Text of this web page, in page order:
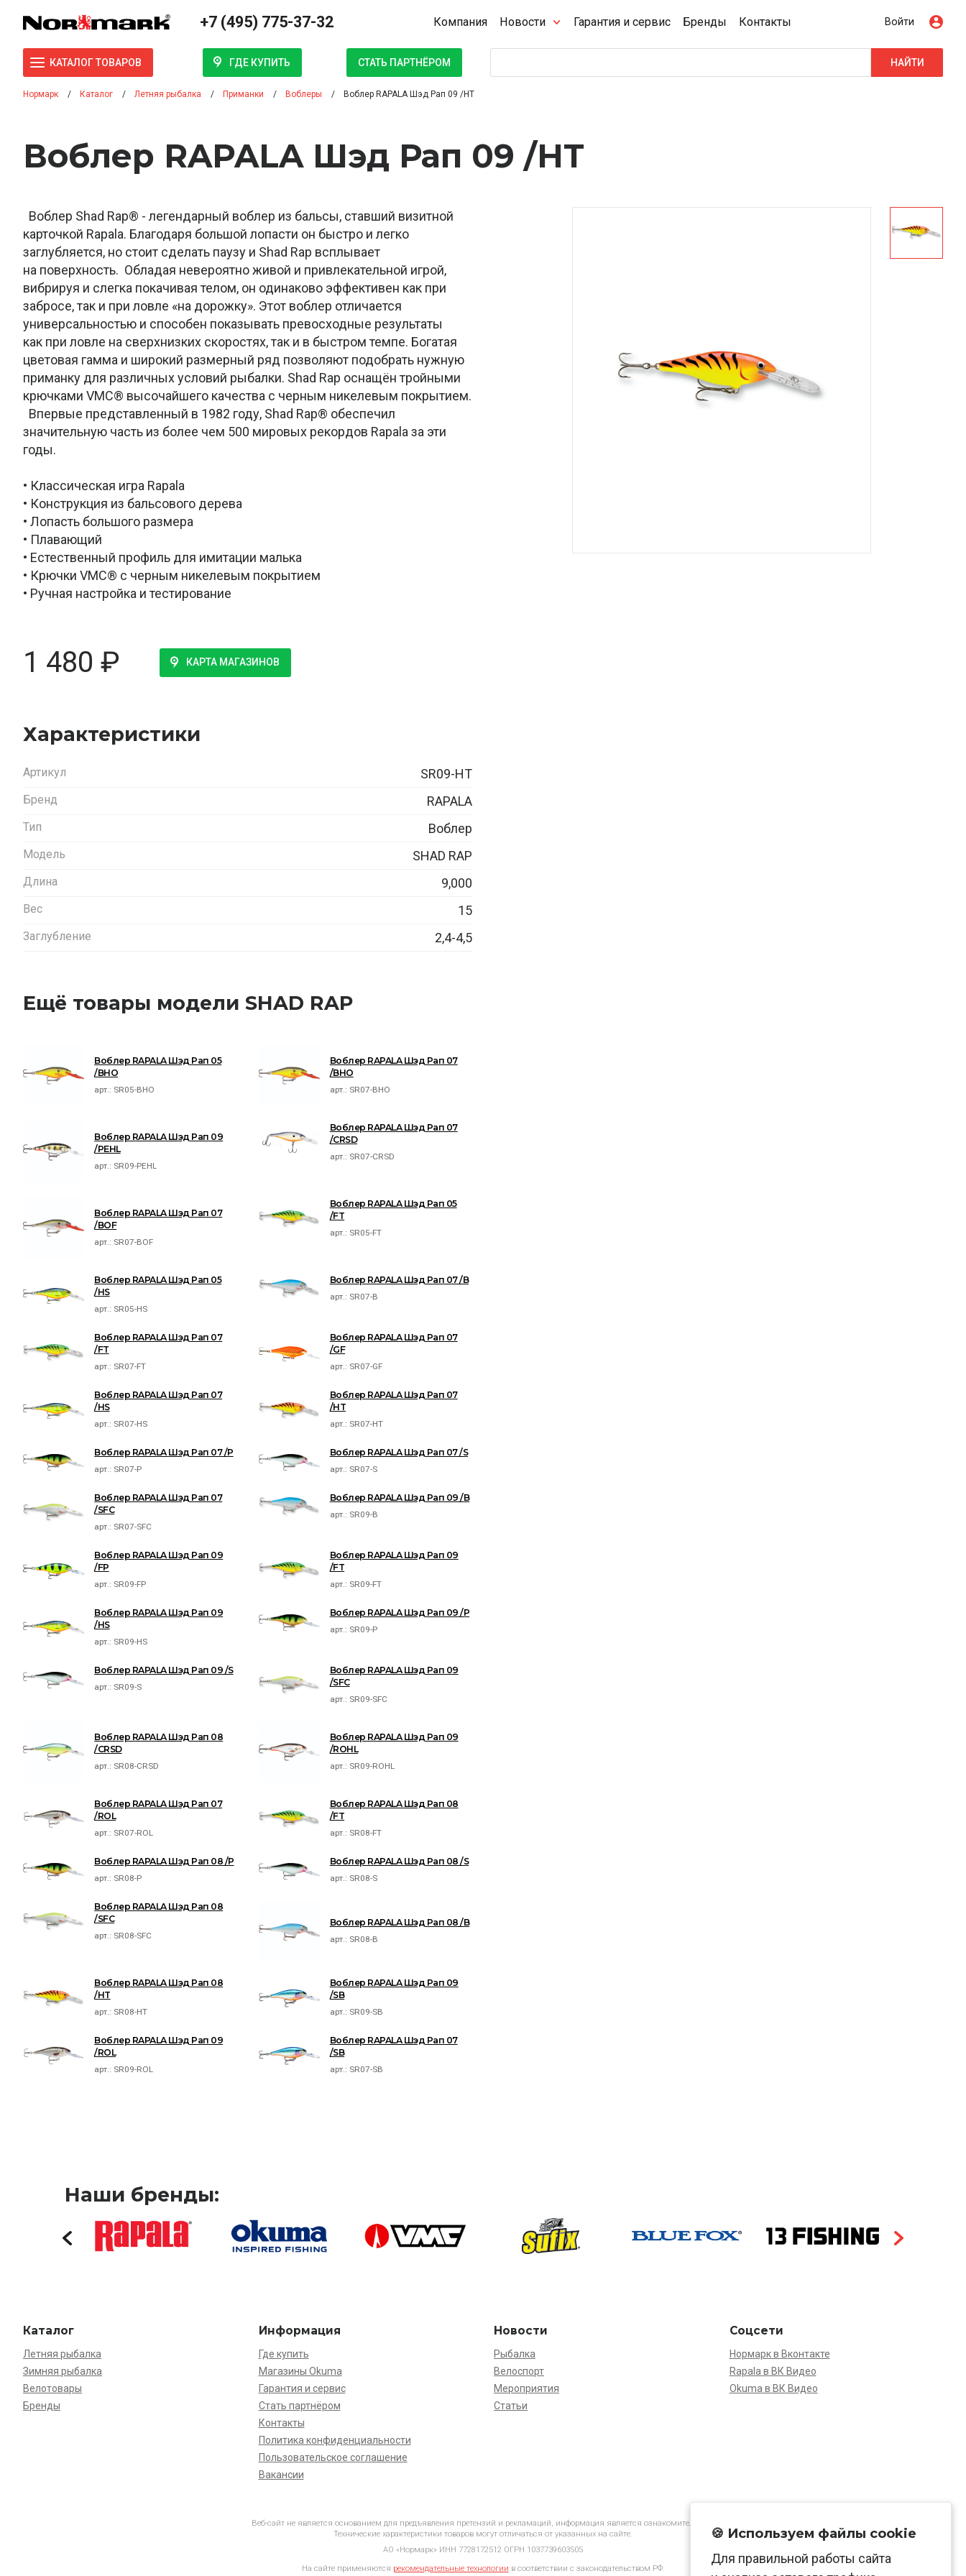
+7 (495) 775-37-32 Компания Новости Гарантия и сервис Бренды Контакты Войти
КАТАЛОГ ТОВАРОВ ГДЕ КУПИТЬ СТАТЬ ПАРТНЁРОМ НАЙТИ
Нормарк Каталог Летняя рыбалка Приманки Воблеры Воблер RAPALA Шэд Рап 09 /HT
Воблер RAPALA Шэд Рап 09 /HT
Воблер Shad Rap® - легендарный воблер из бальсы, ставший визитной
карточкой Rapala. Благодаря большой лопасти он быстро и легко
заглубляется, но стоит сделать паузу и Shad Rap всплывает
на поверхность. Обладая невероятно живой и привлекательной игрой,
вибрируя и слегка покачивая телом, он одинаково эффективен как при
забросе, так и при ловле «на дорожку». Этот воблер отличается
универсальностью и способен показывать превосходные результаты
как при ловле на сверхнизких скоростях, так и в быстром темпе. Богатая
цветовая гамма и широкий размерный ряд позволяют подобрать нужную
приманку для различных условий рыбалки. Shad Rap оснащён тройными
крючками VMC® высочайшего качества с черным никелевым покрытием.
Впервые представленный в 1982 году, Shad Rap® обеспечил
значительную часть из более чем 500 мировых рекордов Rapala за эти
годы.
• Классическая игра Rapala
• Конструкция из бальсового дерева
• Лопасть большого размера
• Плавающий
• Естественный профиль для имитации малька
• Крючки VMC® с черным никелевым покрытием
• Ручная настройка и тестирование
1 480 ₽ КАРТА МАГАЗИНОВ
Характеристики
Артикул SR09-HT
Бренд RAPALA
Тип Воблер
Модель SHAD RAP
Длина 9,000
Вес 15
Заглубление 2,4-4,5
Ещё товары модели SHAD RAP
Воблер RAPALA Шэд Рап 05
/BHO
арт.: SR05-BHO
Воблер RAPALA Шэд Рап 07
/BHO
арт.: SR07-BHO
Воблер RAPALA Шэд Рап 09
/PEHL
арт.: SR09-PEHL
Воблер RAPALA Шэд Рап 07
/CRSD
арт.: SR07-CRSD
Воблер RAPALA Шэд Рап 07
/BOF
арт.: SR07-BOF
Воблер RAPALA Шэд Рап 05
/FT
арт.: SR05-FT
Воблер RAPALA Шэд Рап 05
/HS
арт.: SR05-HS
Воблер RAPALA Шэд Рап 07 /B
арт.: SR07-B
Воблер RAPALA Шэд Рап 07
/FT
арт.: SR07-FT
Воблер RAPALA Шэд Рап 07
/GF
арт.: SR07-GF
Воблер RAPALA Шэд Рап 07
/HS
арт.: SR07-HS
Воблер RAPALA Шэд Рап 07
/HT
арт.: SR07-HT
Воблер RAPALA Шэд Рап 07 /P
арт.: SR07-P
Воблер RAPALA Шэд Рап 07 /S
арт.: SR07-S
Воблер RAPALA Шэд Рап 07
/SFC
арт.: SR07-SFC
Воблер RAPALA Шэд Рап 09 /B
арт.: SR09-B
Воблер RAPALA Шэд Рап 09
/FP
арт.: SR09-FP
Воблер RAPALA Шэд Рап 09
/FT
арт.: SR09-FT
Воблер RAPALA Шэд Рап 09
/HS
арт.: SR09-HS
Воблер RAPALA Шэд Рап 09 /P
арт.: SR09-P
Воблер RAPALA Шэд Рап 09 /S
арт.: SR09-S
Воблер RAPALA Шэд Рап 09
/SFC
арт.: SR09-SFC
Воблер RAPALA Шэд Рап 08
/CRSD
арт.: SR08-CRSD
Воблер RAPALA Шэд Рап 09
/ROHL
арт.: SR09-ROHL
Воблер RAPALA Шэд Рап 07
/ROL
арт.: SR07-ROL
Воблер RAPALA Шэд Рап 08
/FT
арт.: SR08-FT
Воблер RAPALA Шэд Рап 08 /P
арт.: SR08-P
Воблер RAPALA Шэд Рап 08 /S
арт.: SR08-S
Воблер RAPALA Шэд Рап 08
/SFC
арт.: SR08-SFC
Воблер RAPALA Шэд Рап 08 /B
арт.: SR08-B
Воблер RAPALA Шэд Рап 08
/HT
арт.: SR08-HT
Воблер RAPALA Шэд Рап 09
/SB
арт.: SR09-SB
Воблер RAPALA Шэд Рап 09
/ROL
арт.: SR09-ROL
Воблер RAPALA Шэд Рап 07
/SB
арт.: SR07-SB
Наши бренды:
Каталог
Летняя рыбалка
Зимняя рыбалка
Велотовары
Бренды
Информация
Где купить
Магазины Okuma
Гарантия и сервис
Стать партнёром
Контакты
Политика конфиденциальности
Пользовательское соглашение
Вакансии
Новости
Рыбалка
Велоспорт
Мероприятия
Статьи
Соцсети
Нормарк в Вконтакте
Rapala в ВК Видео
Okuma в ВК Видео
Веб-сайт не является основанием для предъявления претензий и рекламаций, информация является ознакомительной.
Технические характеристики товаров могут отличаться от указанных на сайте.
АО «Нормарк» ИНН 7728172512 ОГРН 1037739603505
На сайте применяются рекомендательные технологии в соответствии с законодательством РФ.
🍪 Используем файлы cookie
Для правильной работы сайта